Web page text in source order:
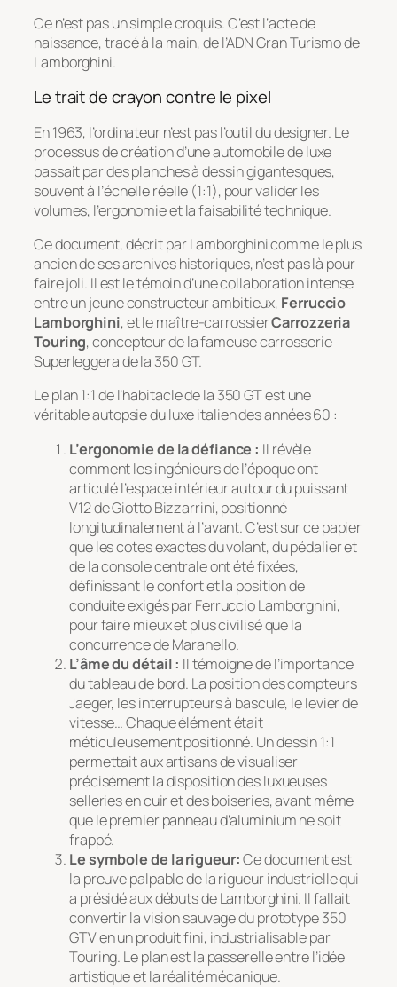
Ce n’est pas un simple croquis. C’est l’acte de
naissance, tracé à la main, de l’ADNGran Turismode
Lamborghini.
Le trait de crayon contre le pixel
En 1963, l’ordinateur n’est pas l’outil du designer. Le
processus de création d’une automobile de luxe
passait par des planches à dessin gigantesques,
souvent à l’échelle réelle (1:1), pour valider les
volumes, l’ergonomie et la faisabilité technique.
Ce document, décrit par Lamborghini comme le plus
ancien de ses archives historiques, n’est pas là pour
faire joli. Il est le témoin d’une collaboration intense
entre un jeune constructeur ambitieux, Ferruccio
Lamborghini, et le maître-carrossierCarrozzeria
Touring, concepteur de la fameuse carrosserie
Superleggerade la 350 GT.
Le plan 1:1 de l’habitacle de la 350 GT est une
véritable autopsie du luxe italien des années 60 :
L’ergonomie de la défiance : Il révèle
comment les ingénieurs de l’époque ont
articulé l’espace intérieur autour du puissant
V12 de Giotto Bizzarrini, positionné
longitudinalement à l’avant. C’est sur ce papier
que les cotes exactes du volant, du pédalier et
de la console centrale ont été fixées,
définissant le confort et la position de
conduite exigés par Ferruccio Lamborghini,
pour faire mieux et plus civilisé que la
concurrence de Maranello.
L’âme du détail : Il témoigne de l’importance
du tableau de bord. La position des compteurs
Jaeger, les interrupteurs à bascule, le levier de
vitesse… Chaque élément était
méticuleusement positionné. Un dessin 1:1
permettait aux artisans de visualiser
précisément la disposition des luxueuses
selleries en cuir et des boiseries, avant même
que le premier panneau d’aluminium ne soit
frappé.
Le symbole de la rigueur:Ce document est
la preuve palpable de la rigueur industrielle qui
a présidé aux débuts de Lamborghini. Il fallait
convertir la vision sauvage du prototype 350
GTV en un produit fini, industrialisable par
Touring. Le plan est la passerelle entre l’idée
artistique et la réalité mécanique.